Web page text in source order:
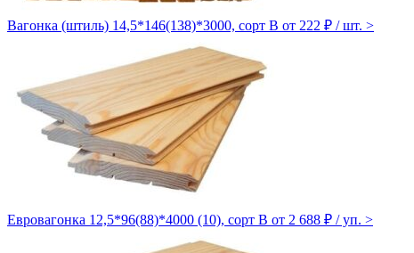
Вагонка (штиль) 14,5*146(138)*3000, сорт B от 222 ₽ / шт. >
Евровагонка 12,5*96(88)*4000 (10), сорт B от 2 688 ₽ / уп. >